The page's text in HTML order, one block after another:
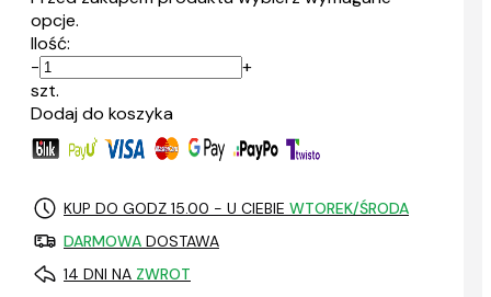
opcje.
Ilość:
-
+
szt.
Dodaj do koszyka
KUP DO GODZ 15.00 - U CIEBIE WTOREK/ŚRODA
DARMOWA DOSTAWA
14 DNI NA ZWROT